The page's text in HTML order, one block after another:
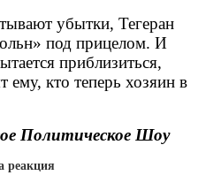
убытки, Тегеран
под прицелом. И
приблизиться,
ему, кто теперь хозяин в
Политическое Шоу
реакция